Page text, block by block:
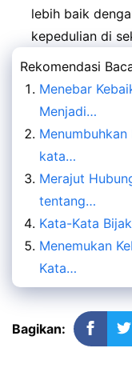
lebih baik
kepedulian di
Rekomendasi
Menebar
Menjadi…
Menumbuhkan
kata…
Merajut
tentang…
Kata-Kata
Menemukan
Kata…
Bagikan: